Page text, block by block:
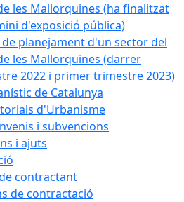
les Mallorquines (ha finalitzat
d'exposició pública)
de planejament d'un sector del
les Mallorquines (darrer
2022 i primer trimestre 2023)
de Catalunya
d'Urbanisme
i subvencions
i ajuts
contractant
de contractació